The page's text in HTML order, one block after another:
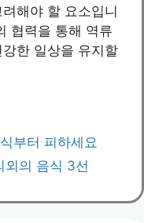
해야 할 요소입니
협력을 통해 역류
한 일상을 유지할
부터 피하세요
외의 음식 3선